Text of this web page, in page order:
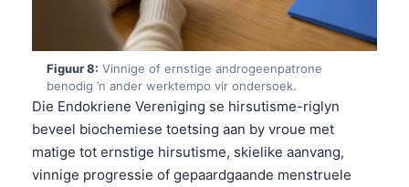
Figuur 8: Vinnige of ernstige androgeenpatrone
benodig ’n ander werktempo vir ondersoek.
Die Endokriene Vereniging se hirsutisme-riglyn
beveel biochemiese toetsing aan by vroue met
matige tot ernstige hirsutisme, skielike aanvang,
vinnige progressie of gepaardgaande menstruele
Հայերեն
Íslenska
Српски језик
Svenska
Bosanski
Azərbaycan dili